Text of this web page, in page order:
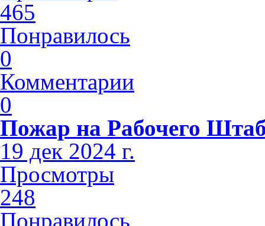
465
Понравилось
0
Комментарии
0
Пожар на Рабочего
19 дек 2024 г.
Просмотры
248
Понравилось